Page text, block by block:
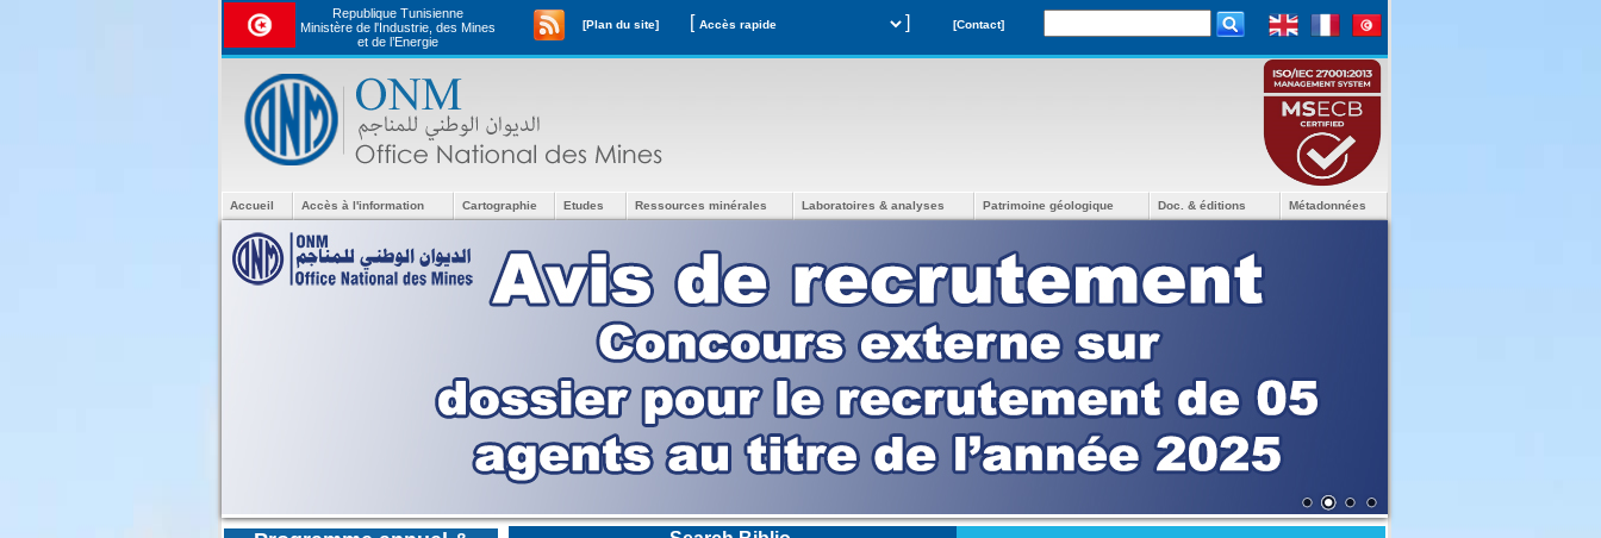
Republique Tunisienne
Ministère de l'Industrie, des Mines
et de l’Energie
[Plan du site] [ ] [Contact]
Accueil Accès à l'information Cartographie Etudes Ressources minérales Laboratoires & analyses Patrimoine géologique Doc. & éditions Métadonnées